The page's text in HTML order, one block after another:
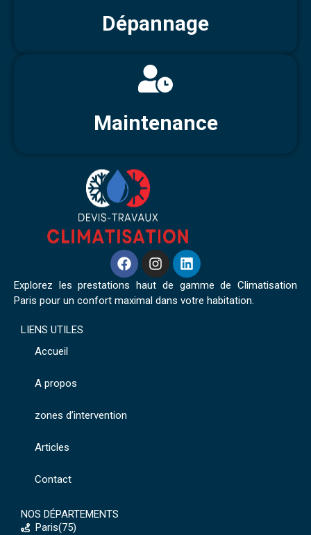
Dépannage
Maintenance
Explorez les prestations haut de gamme de Climatisation
Paris pour un confort maximal dans votre habitation.
LIENS UTILES
Accueil
A propos
zones d’intervention
Articles
Contact
NOS DÉPARTEMENTS
Paris(75)